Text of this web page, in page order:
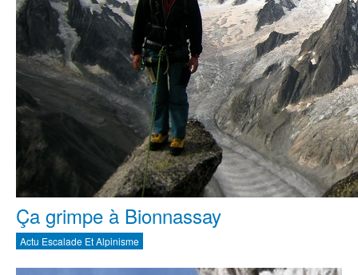
Ça grimpe à Bionnassay
Actu Escalade Et Alpinisme